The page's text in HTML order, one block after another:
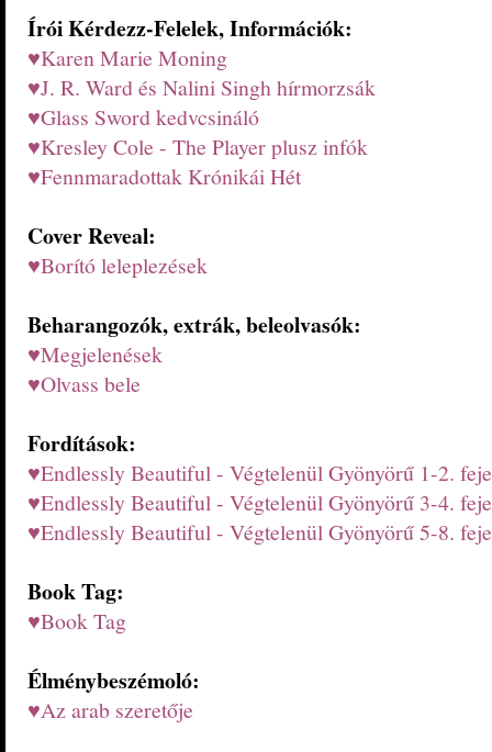
Írói Kérdezz-Felelek, Információk:
♥Karen Marie Moning
♥J. R. Ward és Nalini Singh hírmorzsák
♥Glass Sword kedvcsináló
♥Kresley Cole - The Player plusz infók
♥Fennmaradottak Krónikái Hét
Cover Reveal:
♥Borító leleplezések
Beharangozók, extrák, beleolvasók:
♥Megjelenések
♥Olvass bele
Fordítások:
♥Endlessly Beautiful - Végtelenül Gyönyörű 1-2.
♥Endlessly Beautiful - Végtelenül Gyönyörű 3-4.
♥Endlessly Beautiful - Végtelenül Gyönyörű 5-8.
Book Tag:
♥Book Tag
Élménybeszémoló:
♥Az arab szeretője